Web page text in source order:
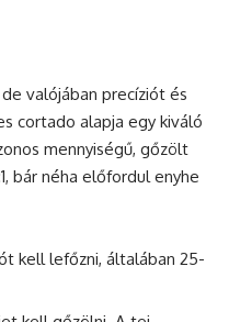
valójában precíziót és
cortado alapja egy kiváló
mennyiségű, gőzölt
bár néha előfordul enyhe
kell lefőzni, általában 25-